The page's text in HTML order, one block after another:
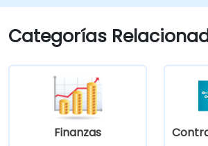
empresa.
Desarrollar y gestionar
como realizar análisis de
Utilizar el análisis de punto
para respaldar decisiones
estratégicas.
Categorías
Finanzas